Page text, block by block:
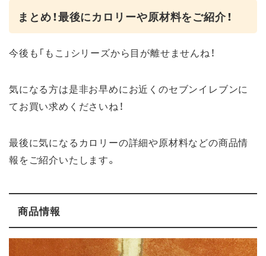
まとめ！最後にカロリーや原材料をご紹介！
今後も「もこ」シリーズから目が離せませんね！
気になる方は是非お早めにお近くのセブンイレブンに
てお買い求めくださいね！
最後に気になるカロリーの詳細や原材料などの商品情
報をご紹介いたします。
商品情報